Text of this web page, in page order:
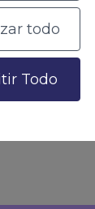
todo
Todo